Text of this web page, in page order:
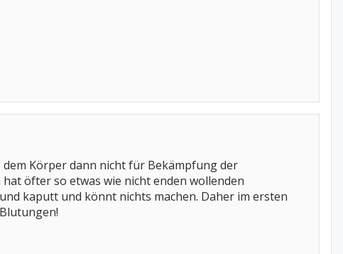
Körper dann nicht für Bekämpfung der
öfter so etwas wie nicht enden wollenden
kaputt und könnt nichts machen. Daher im ersten